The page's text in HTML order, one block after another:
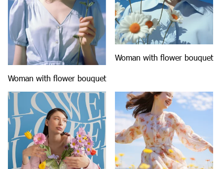
Woman with flower bouquet
Woman with flower bouquet